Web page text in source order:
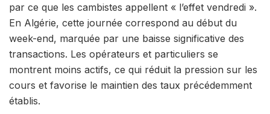
par ce que les cambistes appellent « l’effet vendredi ».
En Algérie, cette journée correspond au début du
week-end, marquée par une baisse significative des
transactions. Les opérateurs et particuliers se
montrent moins actifs, ce qui réduit la pression sur les
cours et favorise le maintien des taux précédemment
établis.